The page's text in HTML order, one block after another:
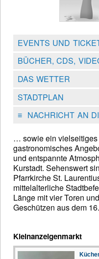
EVENTS UND
BÜCHER, CDS,
DAS WETTER
STADTPLAN
≡NACHRICHT AN
… sowie ein vielseitiges
gastronomisches
und entspannte
Kurstadt. Sehenswert
Pfarrkirche St.
mittelalterliche
Länge mit vier Toren
Geschützen aus dem
Kleinanzeigenmarkt